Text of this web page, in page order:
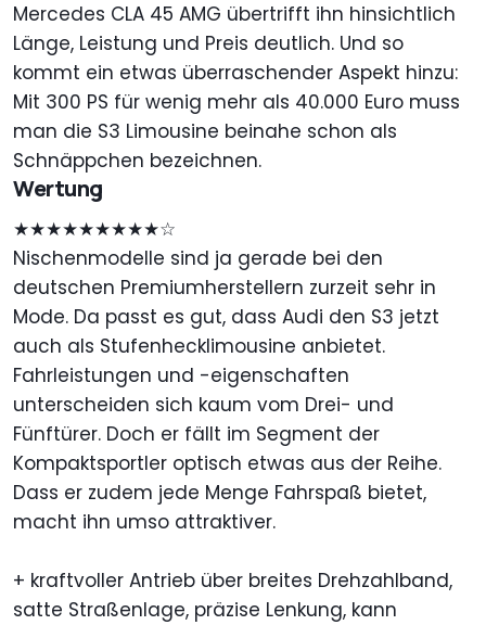
Mercedes CLA 45 AMG übertrifft ihn hinsichtlich
Länge, Leistung und Preis deutlich. Und so
kommt ein etwas überraschender Aspekt hinzu:
Mit 300 PS für wenig mehr als 40.000 Euro muss
man die S3 Limousine beinahe schon als
Schnäppchen bezeichnen.
Wertung
★★★★★★★★★☆
Nischenmodelle sind ja gerade bei den
deutschen Premiumherstellern zurzeit sehr in
Mode. Da passt es gut, dass Audi den S3 jetzt
auch als Stufenhecklimousine anbietet.
Fahrleistungen und -eigenschaften
unterscheiden sich kaum vom Drei- und
Fünftürer. Doch er fällt im Segment der
Kompaktsportler optisch etwas aus der Reihe.
Dass er zudem jede Menge Fahrspaß bietet,
macht ihn umso attraktiver.
+ kraftvoller Antrieb über breites Drehzahlband,
satte Straßenlage, präzise Lenkung, kann